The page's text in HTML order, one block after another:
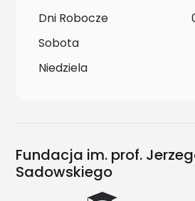
Dni Robocze
Sobota
Niedziela
Fundacja im. prof.
Sadowskiego